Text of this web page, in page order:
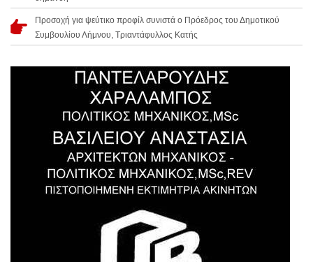
Προσοχή για ψεύτικο προφίλ συνιστά ο Πρόεδρος του Δημοτικού
Συμβουλίου Λήμνου, Τριαντάφυλλος Κατής